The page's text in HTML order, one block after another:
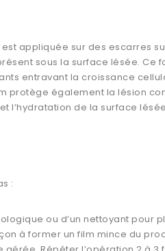
appliquée sur des escarres
sous la surface lésée.
entravant la croissance
également la lésion
de la surface
:
ou d’un nettoyant pour
à former un film mince du